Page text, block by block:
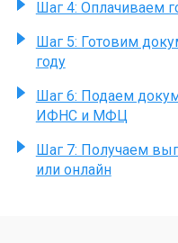
Шаг 4: Оплачиваем
Шаг 5: Готовим
году
Шаг 6: Подаем
ИФНС и МФЦ
Шаг 7: Получаем
или онлайн